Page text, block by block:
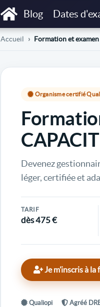
Blog Dates
Accueil Formation et
Organisme certifié
Devenez
léger, certifiée et
TARIF
dès 475 €
Je m’inscris à
Qualiopi Agréé